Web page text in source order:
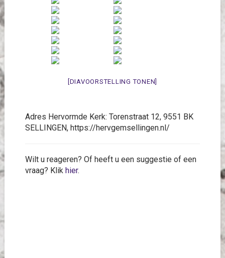
[DIAVOORSTELLING TONEN]
Adres Hervormde Kerk: Torenstraat 12, 9551 BK
SELLINGEN, https://hervgemsellingen.nl/
Wilt u reageren? Of heeft u een suggestie of een
vraag? Klik hier.